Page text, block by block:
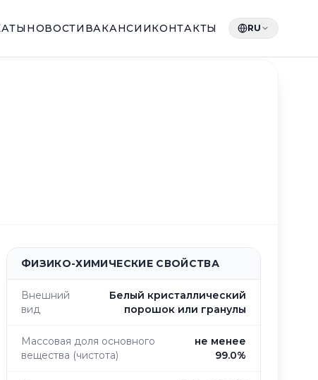
НОВОСТИ ВАКАНСИИКОНТАКТЫ RU
ФИЗИКО-ХИМИЧЕСКИЕ СВОЙСТВА
Внешний
вид
Белый кристаллический
порошок или гранулы
Массовая доля основного
вещества (чистота)
не менее
99.0%